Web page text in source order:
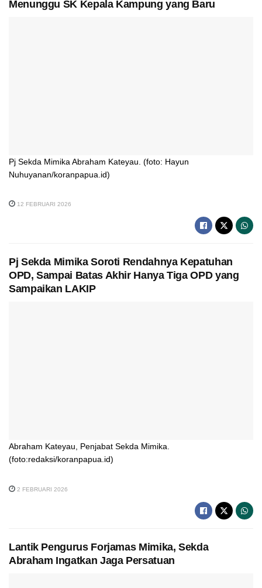
Menunggu SK Kepala Kampung yang Baru
Pj Sekda Mimika Abraham Kateyau. (foto: Hayun
Nuhuyanan/koranpapua.id)
12 FEBRUARI 2026
Pj Sekda Mimika Soroti Rendahnya Kepatuhan
OPD, Sampai Batas Akhir Hanya Tiga OPD yang
Sampaikan LAKIP
Abraham Kateyau, Penjabat Sekda Mimika.
(foto:redaksi/koranpapua.id)
2 FEBRUARI 2026
Lantik Pengurus Forjamas Mimika, Sekda
Abraham Ingatkan Jaga Persatuan